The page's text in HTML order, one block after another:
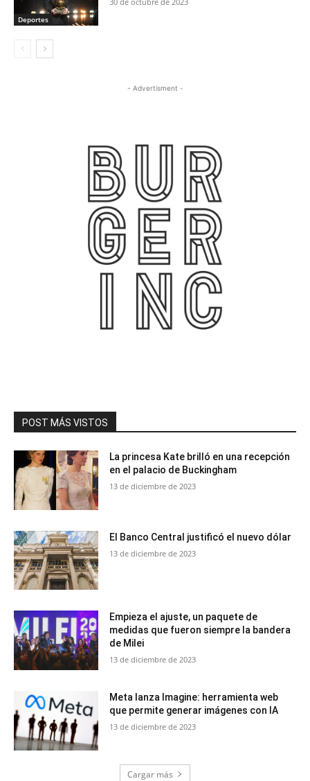
Deportes
- Advertisment -
POST MÁS VISTOS
La princesa Kate brilló en una recepción
en el palacio de Buckingham
13 de diciembre de 2023
El Banco Central justificó el nuevo dólar
13 de diciembre de 2023
Empieza el ajuste, un paquete de
medidas que fueron siempre la bandera
de Milei
13 de diciembre de 2023
Meta lanza Imagine: herramienta web
que permite generar imágenes con IA
13 de diciembre de 2023
Cargar más